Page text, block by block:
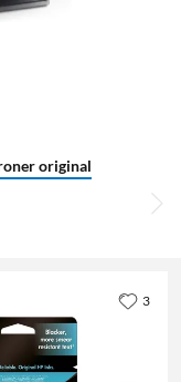
original
3